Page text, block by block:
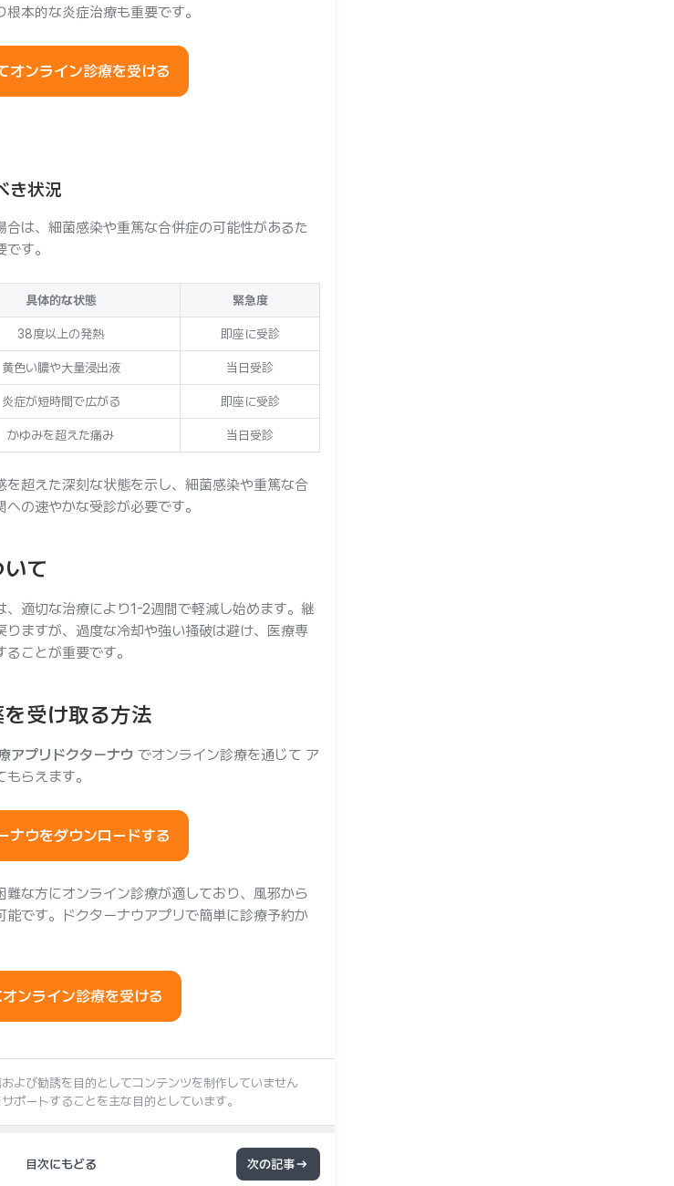
本的な炎症治療も重要です。
オンライン診療を受ける
き状況
は、細菌感染や重篤な合併症の可能性があるた
す。
具体的な状態 緊急度
38度以上の発熱 即座に受診
黄色い膿や大量浸出液 当日受診
炎症が短時間で広がる 即座に受診
かゆみを超えた痛み 当日受診
を超えた深刻な状態を示し、細菌感染や重篤な合
の速やかな受診が必要です。
て
、適切な治療により1-2週間で軽減し始めます。継
ますが、過度な冷却や強い掻破は避け、医療専
ことが重要です。
受け取る方法
アプリドクターナウ でオンライン診療を通じて ア
らえます。
ナウをダウンロードする
な方にオンライン診療が適しており、風邪から
です。ドクターナウアプリで簡単に診療予約か
ンライン診療を受ける
よび勧誘を目的としてコンテンツを制作していません
ポートすることを主な目的としています。
目次にもどる 次の記事